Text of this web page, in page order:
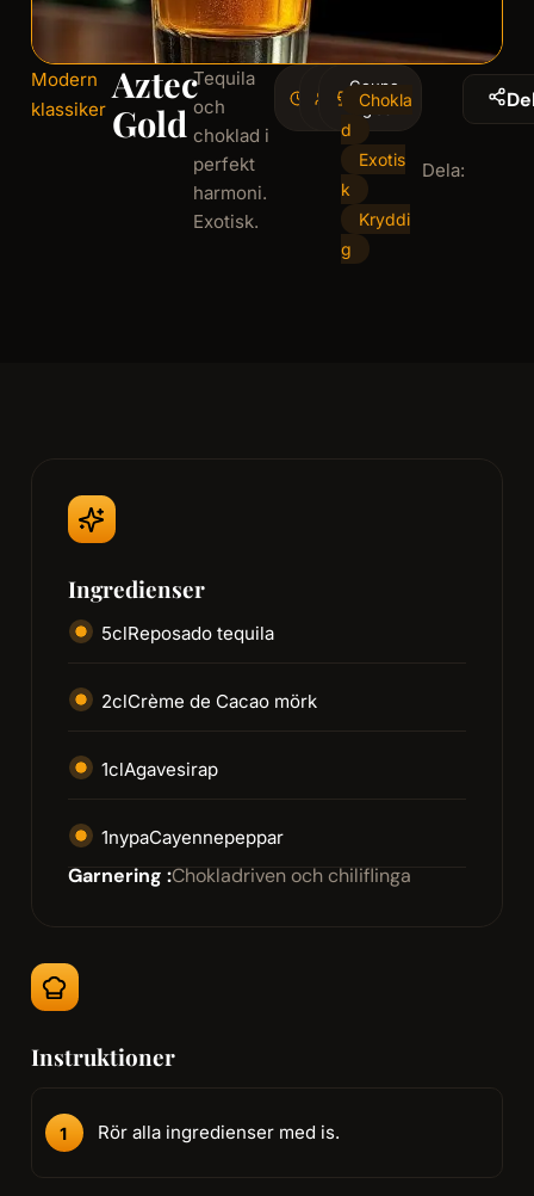
Modern
klassiker
Aztec
Gold
Tequila
och
choklad i
perfekt
harmoni.
Exotisk.
5
minminutes
1
serving
Coupe-
glas
Chokla
d
Exotis
k
Kryddi
g
Dela:
Ingredienser
5clReposado tequila
2clCrème de Cacao mörk
1clAgavesirap
1nypaCayennepeppar
Garnering :Chokladriven och chiliflinga
Instruktioner
Rör alla ingredienser med is.